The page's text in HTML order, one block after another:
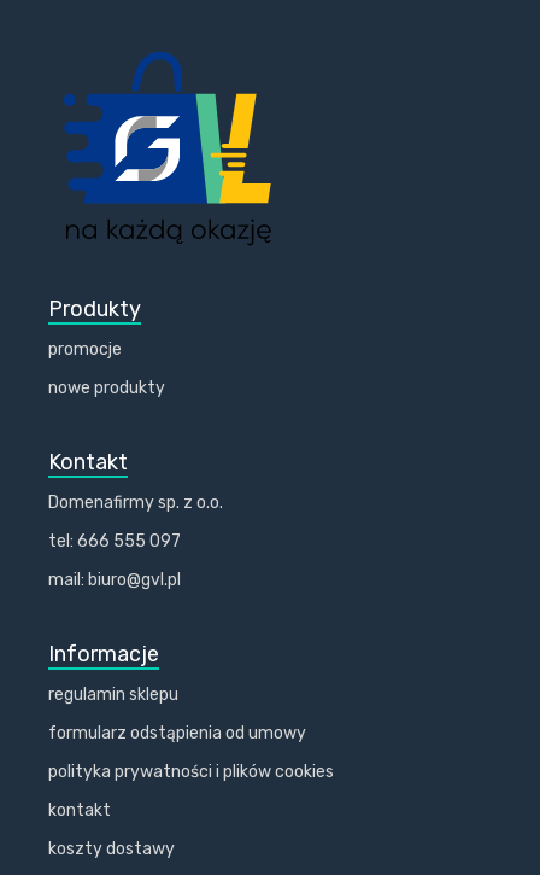
Produkty
promocje
nowe produkty
Kontakt
Domenafirmy sp. z o.o.
tel: 666 555 097
mail: biuro@gvl.pl
Informacje
regulamin sklepu
formularz odstąpienia od umowy
polityka prywatności i plików cookies
kontakt
koszty dostawy